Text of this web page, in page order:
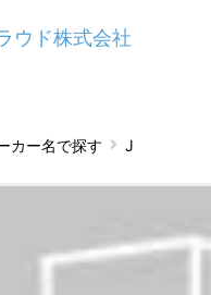
ウド株式会社
カー名で探す J